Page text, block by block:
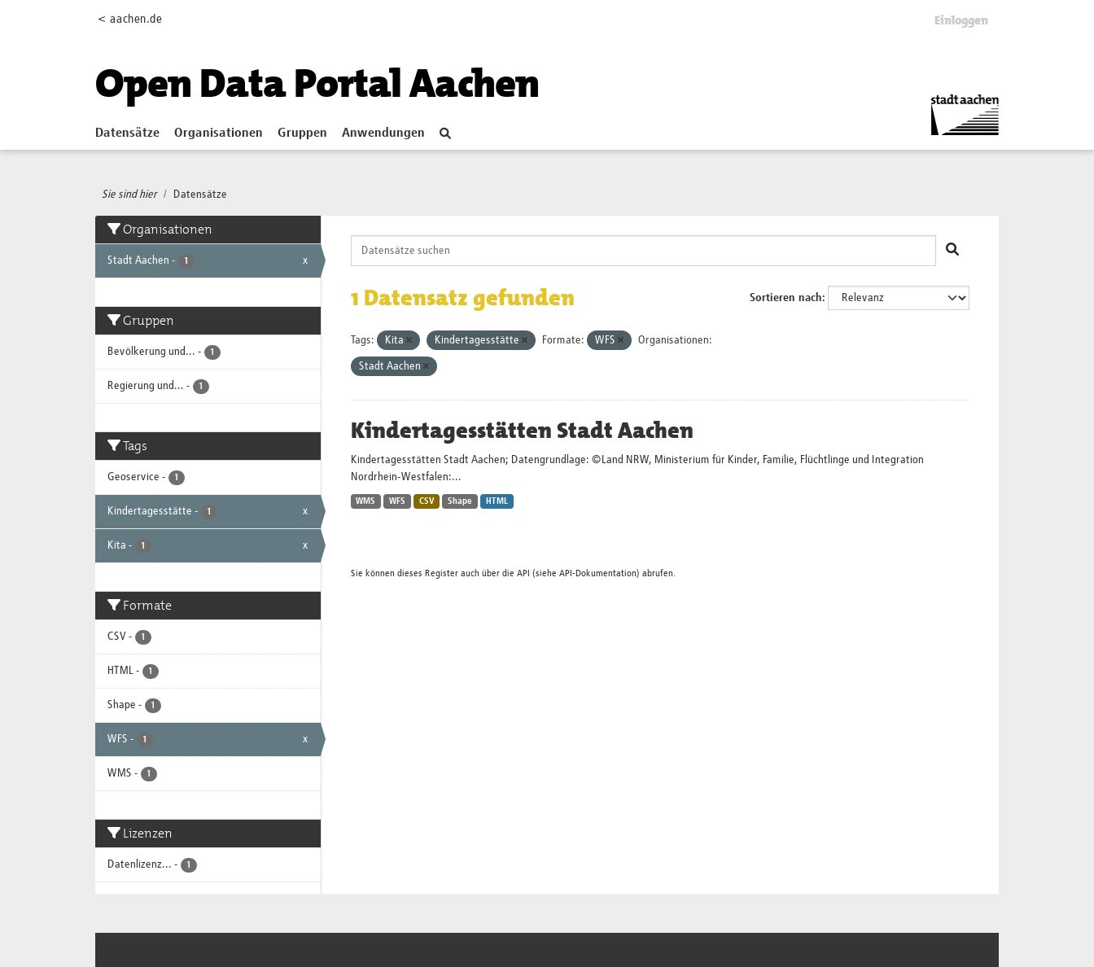
< aachen.de Einloggen
Open Data Portal Aachen
Datensätze Organisationen Gruppen Anwendungen
Sie sind hier Datensätze
Organisationen
Stadt Aachen - 1 x
Gruppen
Bevölkerung und... - 1
Regierung und... - 1
Tags
Geoservice - 1
Kindertagesstätte - 1 x
Kita - 1 x
Formate
CSV - 1
HTML - 1
Shape - 1
WFS - 1 x
WMS - 1
Lizenzen
Datenlizenz... - 1
Sortieren nach
1 Datensatz gefunden
Tags: Kita Kindertagesstätte Formate: WFS Organisationen:
Stadt Aachen
Kindertagesstätten Stadt Aachen
Kindertagesstätten Stadt Aachen; Datengrundlage: ©Land NRW, Ministerium für Kinder, Familie, Flüchtlinge und Integration
Nordrhein-Westfalen:...
WMS WFS CSV Shape HTML
Sie können dieses Register auch über die API (siehe API-Dokumentation) abrufen.